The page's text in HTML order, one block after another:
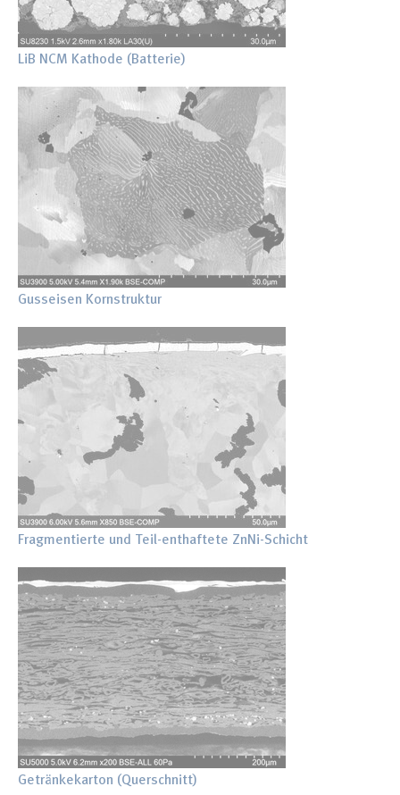
LiB NCM Kathode (Batterie)
Gusseisen Kornstruktur
Fragmentierte und Teil-enthaftete ZnNi-Schicht
Getränkekarton (Querschnitt)